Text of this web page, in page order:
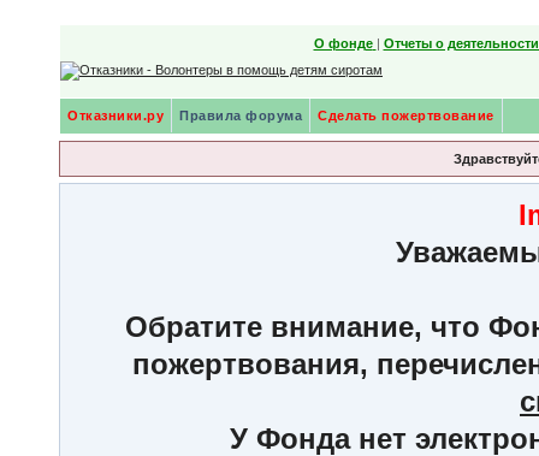
О фонде | Отчеты о
Отказники.ру Правила форума Сделать пожертвование
Обратите внимание, что
пожертвования,
У Фонда нет